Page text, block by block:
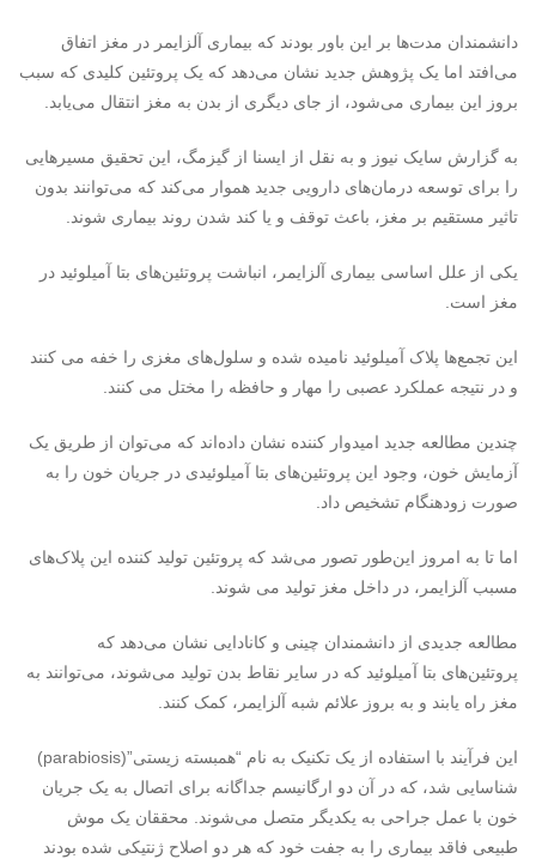
دانشمندان مدت‌ها بر این باور بودند که بیماری آلزایمر در مغز اتفاق
می‌افتد اما یک پژوهش جدید نشان می‌دهد که یک پروتئین کلیدی که سبب
بروز این بیماری می‌شود، از جای دیگری از بدن به مغز انتقال می‌یابد.
به گزارش سایک نیوز و به نقل از ایسنا از گیزمگ، این تحقیق مسیرهایی
را برای توسعه درمان‌های دارویی جدید هموار می‌کند که می‌توانند بدون
تاثیر مستقیم بر مغز، باعث توقف و یا کند شدن روند بیماری شوند.
یکی از علل اساسی بیماری آلزایمر، انباشت پروتئین‌های بتا آمیلوئید در
مغز است.
این تجمع‌ها پلاک آمیلوئید نامیده شده و سلول‌های مغزی را خفه می کنند
و در نتیجه عملکرد عصبی را مهار و حافظه را مختل می کنند.
چندین مطالعه جدید امیدوار کننده نشان داده‌اند که می‌توان از طریق یک
آزمایش خون، وجود این پروتئین‌های بتا آمیلوئیدی در جریان خون را به
صورت زودهنگام تشخیص داد.
اما تا به امروز این‌طور تصور می‌شد که پروتئین تولید کننده این پلاک‌های
مسبب آلزایمر، در داخل مغز تولید می شوند.
مطالعه جدیدی از دانشمندان چینی و کانادایی نشان می‌دهد که
پروتئین‌های بتا آمیلوئید که در سایر نقاط بدن تولید می‌شوند، می‌توانند به
مغز راه یابند و به بروز علائم شبه آلزایمر، کمک کنند.
این فرآیند با استفاده از یک تکنیک به نام “همبسته زیستی”(parabiosis
)
شناسایی شد، که در آن دو ارگانیسم جداگانه برای اتصال به یک جریان
خون با عمل جراحی به یکدیگر متصل می‌شوند. محققان یک موش
طبیعی فاقد بیماری را به جفت خود که هر دو اصلاح ژنتیکی شده بودند